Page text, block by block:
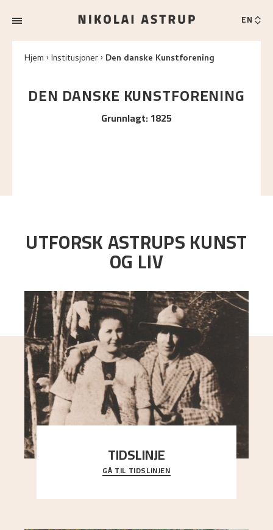
EN
Hjem Institusjoner Den danske Kunstforening
DEN DANSKE KUNSTFORENING
Grunnlagt:1825
UTFORSK ASTRUPS KUNST
OG LIV
TIDSLINJE
Bli kjent med Nikolai Astrups liv, kunstnerskap og
ettermæle i en interaktiv presentasjon.
GÅ TIL TIDSLINJEN